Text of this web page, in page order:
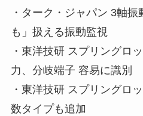
・ターク・ジャパン 3軸
も」扱える振動監視
・東洋技研 スプリングロ
力、分岐端子 容易に識別
・東洋技研 スプリングロ
数タイプも追加